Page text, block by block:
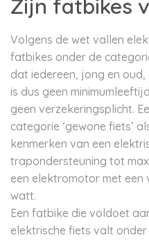
Zijn fatbikes
Volgens de wet vallen
fatbikes onder de
dat iedereen, jong en
is dus geen
geen verzekeringsplicht.
categorie ‘gewone fiets’
kenmerken van een
trapondersteuning tot
een elektromotor met een
watt.
Een fatbike die voldoet
elektrische fiets valt